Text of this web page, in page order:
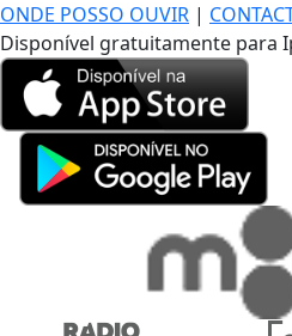
ONDE POSSO OUVIR |
Disponível gratuitamente para